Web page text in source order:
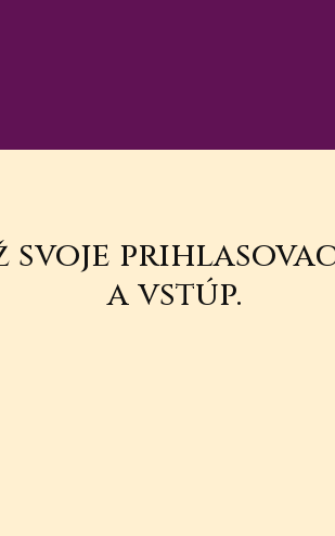
svoje
a vstúp.